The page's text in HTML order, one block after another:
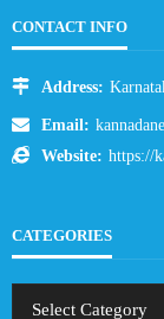
CONTACT INFO
Address:
Email:
Website: https://
CATEGORIES